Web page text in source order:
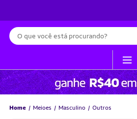
Busca
Home Meioes Masculino Outros